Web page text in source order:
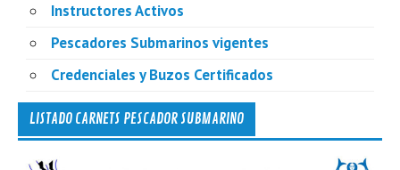
Instructores Activos
Pescadores Submarinos vigentes
Credenciales y Buzos Certificados
LISTADO CARNETS PESCADOR SUBMARINO